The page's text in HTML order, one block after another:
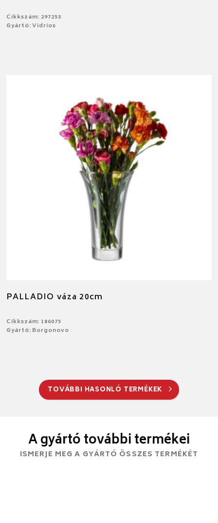
Cikkszám: 297253
Gyártó: Vidrios
PALLADIO váza 20cm
Cikkszám: 186075
Gyártó: Borgonovo
TOVÁBBI HASONLÓ TERMÉKEK
A gyártó további termékei
ISMERJE MEG A GYÁRTÓ ÖSSZES TERMÉKÉT